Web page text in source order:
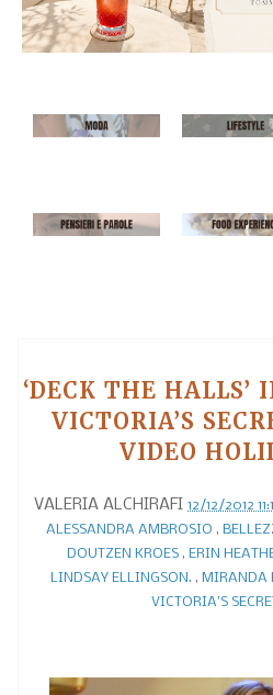
‘DECK THE HALLS’
VICTORIA’S
VIDEO
VALERIA ALCHIRAFI 12/12/2012
ALESSANDRA AMBROSIO ,
DOUTZEN KROES, ERIN
LINDSAY ELLINGSON. , MIRANDA
VICTORIA'S